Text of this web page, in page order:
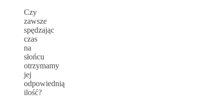
Czy
zawsze
spędzając
czas
na
słońcu
otrzymamy
jej
odpowiednią
ilość?